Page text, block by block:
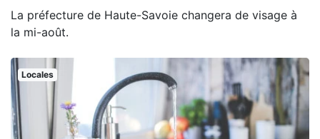
La préfecture de Haute-Savoie changera de visage à
la mi-août.
Locales